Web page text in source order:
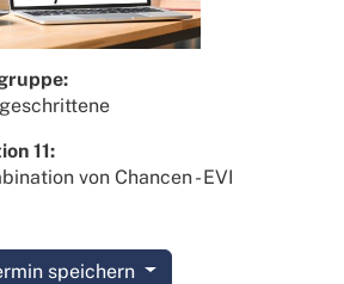
11:
von Chancen - EVI
speichern